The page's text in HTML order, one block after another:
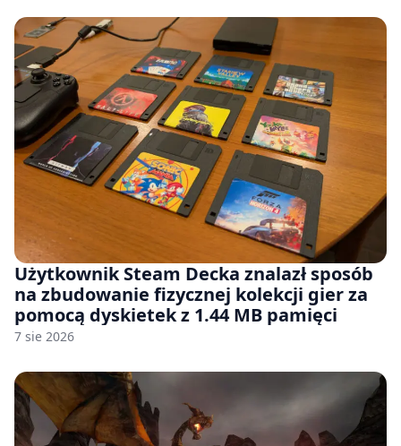
Użytkownik Steam Decka znalazł sposób
na zbudowanie fizycznej kolekcji gier za
pomocą dyskietek z 1.44 MB pamięci
7 sie 2026